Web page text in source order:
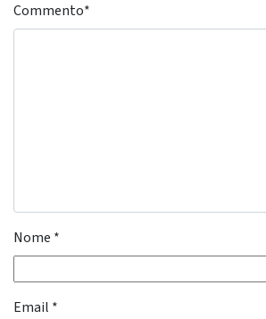
Commento*
Nome *
Email *